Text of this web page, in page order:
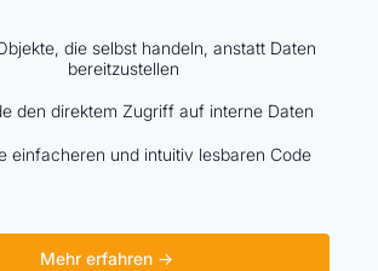
die selbst handeln, anstatt Daten
bereitzustellen
den direktem Zugriff auf interne Daten
einfacheren und intuitiv lesbaren Code
Mehr erfahren →